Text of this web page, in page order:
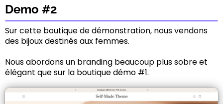
Demo #2
Sur cette boutique de démonstration, nous vendons
des bijoux destinés aux femmes.
Nous abordons un branding beaucoup plus sobre et
élégant que sur la boutique démo #1.